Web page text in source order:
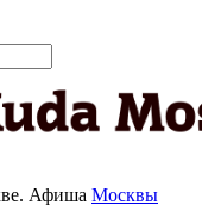
Афиша Москвы